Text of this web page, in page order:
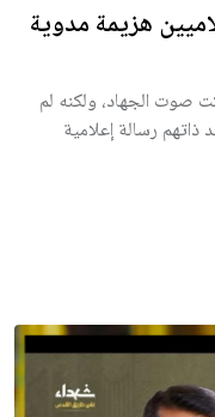
هزيمة مدوية
صوت الجهاد، ولكنه لم
رسالة إعلامية